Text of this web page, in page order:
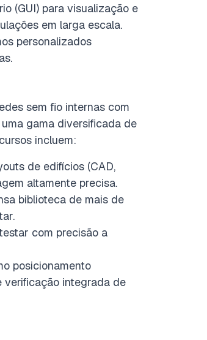
(GUI) para visualização e
em larga escala.
personalizados
sem fio internas com
gama diversificada de
incluem:
de edifícios (CAD,
altamente precisa.
biblioteca de mais de
com precisão a
posicionamento
verificação integrada de